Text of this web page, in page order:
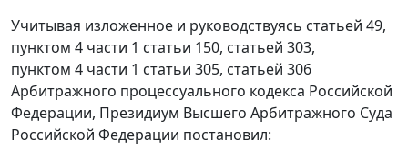
Учитывая изложенное и руководствуясь статьей 49,
пунктом 4 части 1 статьи 150, статьей 303,
пунктом 4 части 1 статьи 305, статьей 306
Арбитражного процессуального кодекса Российской
Федерации, Президиум Высшего Арбитражного Суда
Российской Федерации постановил: